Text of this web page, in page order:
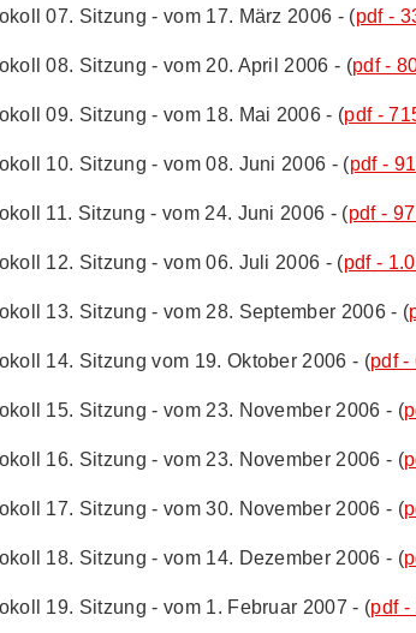
07. Sitzung - vom 17. März 2006 - (pdf -
08. Sitzung - vom 20. April 2006 - (pdf -
09. Sitzung - vom 18. Mai 2006 - (pdf -
10. Sitzung - vom 08. Juni 2006 - (pdf -
11. Sitzung - vom 24. Juni 2006 - (pdf -
12. Sitzung - vom 06. Juli 2006 - (pdf -
13. Sitzung - vom 28. September 2006 - (
14. Sitzung vom 19. Oktober 2006 - (pdf -
15. Sitzung - vom 23. November 2006 - (
16. Sitzung - vom 23. November 2006 - (
17. Sitzung - vom 30. November 2006 - (
18. Sitzung - vom 14. Dezember 2006 - (
19. Sitzung - vom 1. Februar 2007 - (pdf -